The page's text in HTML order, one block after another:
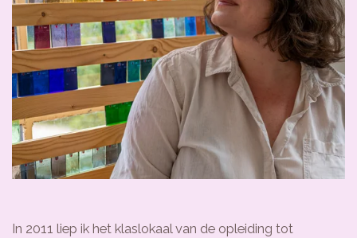
In 2011 liep ik het klaslokaal van de opleiding tot